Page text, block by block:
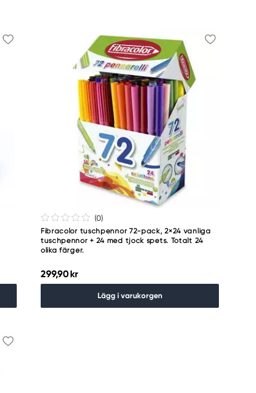
(0)
Fibracolor tuschpennor 72-pack, 2×24 vanliga
tuschpennor + 24 med tjock spets. Totalt 24
olika färger.
299,90 kr
Lägg i varukorgen